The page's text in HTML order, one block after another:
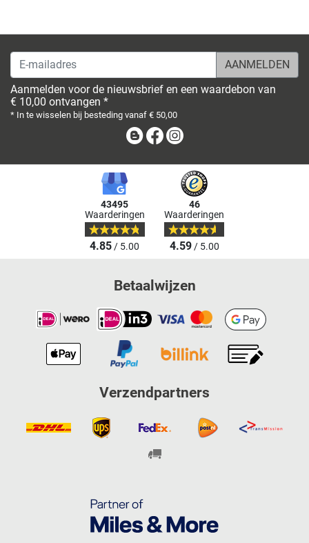
E-mailadres
Aanmelden voor de nieuwsbrief en een waardebon van
€ 10,00 ontvangen *
* In te wisselen bij besteding vanaf € 50,00
BlogFacebook
43495
Waarderingen
4.85/ 5.00
46
Waarderingen
4.59/ 5.00
Betaalwijzen
Verzendpartners